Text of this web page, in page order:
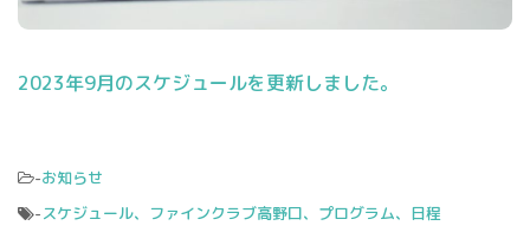
2023年9月のスケジュールを更新しました。
-お知らせ
-スケジュール、ファインクラブ高野口、プログラム、日程